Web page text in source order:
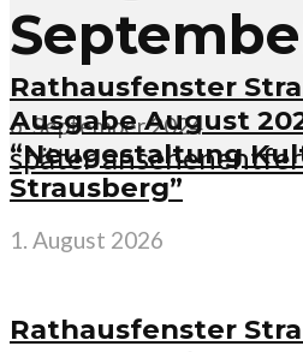
6. September 2024
später ansehen
Rathausfenster
Ausgabe August
“Neugestaltung
Strausberg”
1. August 2026
Rathausfenster